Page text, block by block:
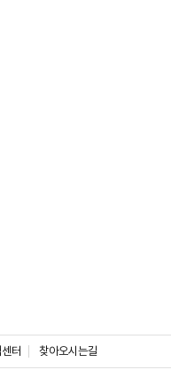
터 찾아오시는길